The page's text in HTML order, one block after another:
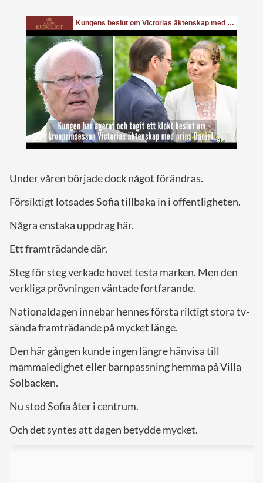
Under våren började dock något förändras.
Försiktigt lotsades Sofia tillbaka in i offentligheten.
Några enstaka uppdrag här.
Ett framträdande där.
Steg för steg verkade hovet testa marken. Men den
verkliga prövningen väntade fortfarande.
Nationaldagen innebar hennes första riktigt stora tv-
sända framträdande på mycket länge.
Den här gången kunde ingen längre hänvisa till
mammaledighet eller barnpassning hemma på Villa
Solbacken.
Nu stod Sofia åter i centrum.
Och det syntes att dagen betydde mycket.